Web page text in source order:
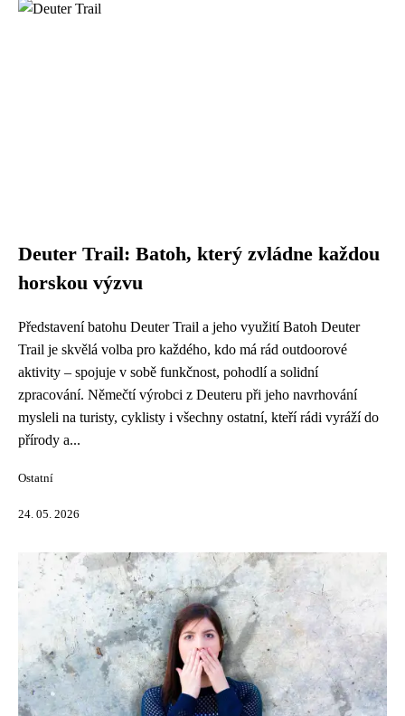
Deuter Trail: Batoh, který zvládne každou
horskou výzvu
Představení batohu Deuter Trail a jeho využití Batoh Deuter
Trail je skvělá volba pro každého, kdo má rád outdoorové
aktivity – spojuje v sobě funkčnost, pohodlí a solidní
zpracování. Němečtí výrobci z Deuteru při jeho navrhování
mysleli na turisty, cyklisty i všechny ostatní, kteří rádi vyráží do
přírody a...
Ostatní
24. 05. 2026